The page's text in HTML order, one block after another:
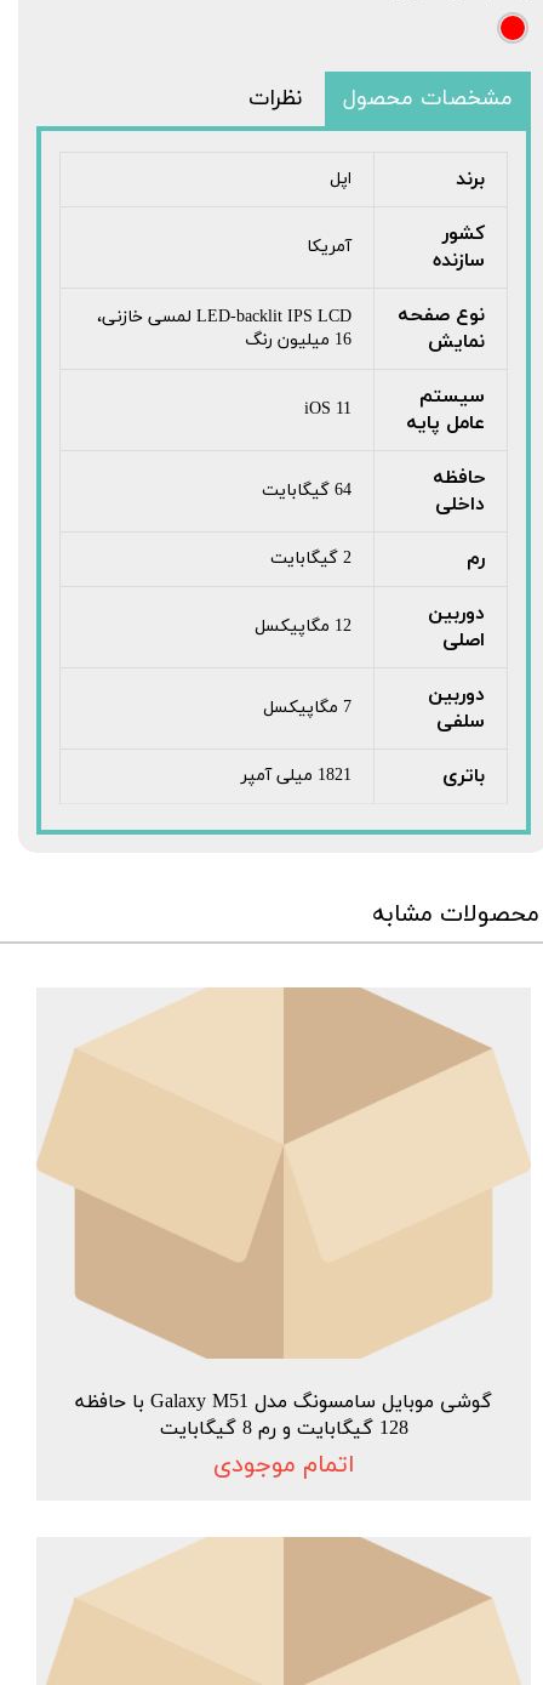
مشخصات محصول نظرات
برند اپل
کشور
سازنده
آمریکا
نوع صفحه
نمایش
LED-backlit IPS LCD لمسی خازنی،
16 میلیون رنگ
سیستم
عامل پایه
iOS 11
حافظه
داخلی
64 گیگابایت
رم 2 گیگابایت
دوربین
اصلی
12 مگاپیکسل
دوربین
سلفی
7 مگاپیکسل
باتری 1821 میلی آمپر
محصولات مشابه
گوشی موبایل سامسونگ مدل Galaxy M51 با حافظه
128 گیگابایت و رم 8 گیگابایت
اتمام موجودی